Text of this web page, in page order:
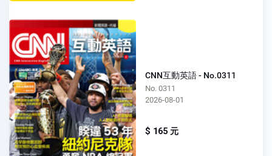
CNN互動英語 - No.0311
No. 0311
2026-08-01
$ 165 元